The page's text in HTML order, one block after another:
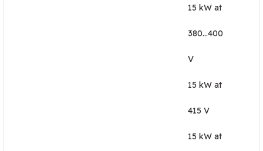
15 kW at
380...400
V
15 kW at
415 V
15 kW at